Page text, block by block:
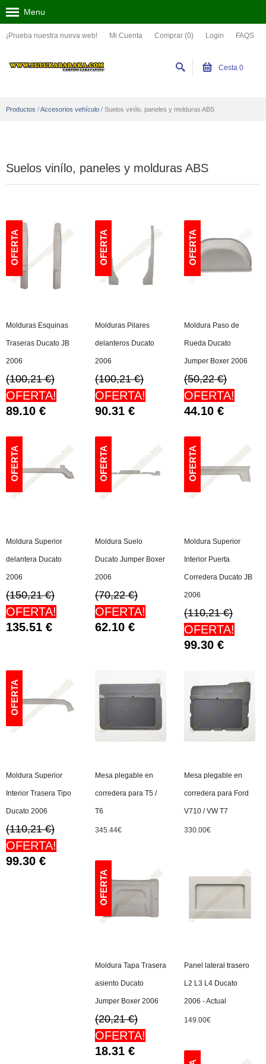
¡Prueba nuestra nueva web! Mi Cuenta Comprar (0) Login FAQS
Menu
Cesta 0
Productos /Accesorios vehículo / Suelos vinílo, paneles y molduras ABS
Suelos vinílo, paneles y molduras ABS
Molduras Esquinas
Traseras Ducato JB
2006
(100,21 €)
OFERTA!
89.10 €
Molduras Pilares
delanteros Ducato
2006
(100,21 €)
OFERTA!
90.31 €
Moldura Paso de
Rueda Ducato
Jumper Boxer 2006
(50,22 €)
OFERTA!
44.10 €
Moldura Superior
delantera Ducato
2006
(150,21 €)
OFERTA!
135.51 €
Moldura Suelo
Ducato Jumper Boxer
2006
(70,22 €)
OFERTA!
62.10 €
Moldura Superior
Interior Puerta
Corredera Ducato JB
2006
(110,21 €)
OFERTA!
99.30 €
Moldura Superior
Interior Trasera Tipo
Ducato 2006
(110,21 €)
OFERTA!
99.30 €
Mesa plegable en
corredera para T5 /
T6
345.44€
Mesa plegable en
corredera para Ford
V710 / VW T7
330.00€
Moldura Tapa Trasera
asiento Ducato
Jumper Boxer 2006
(20,21 €)
OFERTA!
18.31 €
Panel lateral trasero
L2 L3 L4 Ducato
2006 - Actual
149.00€